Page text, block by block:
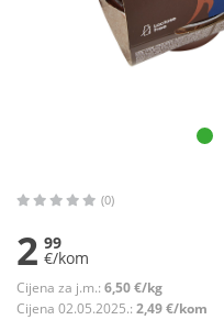
(0)
2 99
€/kom
Cijena za j.m.: 6,50 €/kg
Cijena 02.05.2025.: 2,49 €/kom